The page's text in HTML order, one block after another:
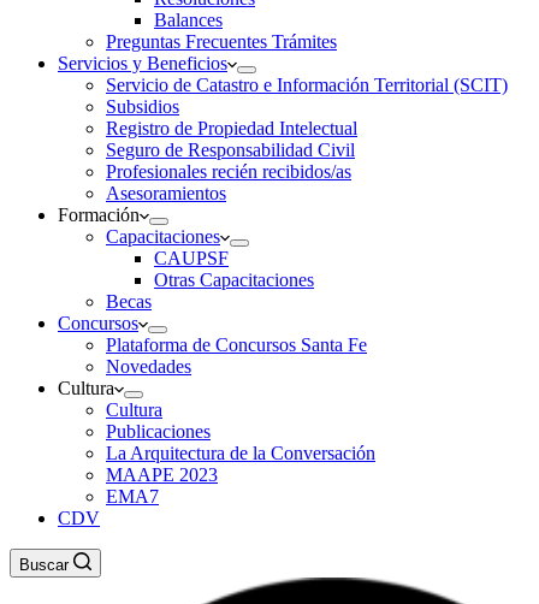
Balances
Preguntas Frecuentes Trámites
Servicios y Beneficios
Servicio de Catastro e Información Territorial (SCIT)
Subsidios
Registro de Propiedad Intelectual
Seguro de Responsabilidad Civil
Profesionales recién recibidos/as
Asesoramientos
Formación
Capacitaciones
CAUPSF
Otras Capacitaciones
Becas
Concursos
Plataforma de Concursos Santa Fe
Novedades
Cultura
Cultura
Publicaciones
La Arquitectura de la Conversación
MAAPE 2023
EMA7
CDV
Buscar